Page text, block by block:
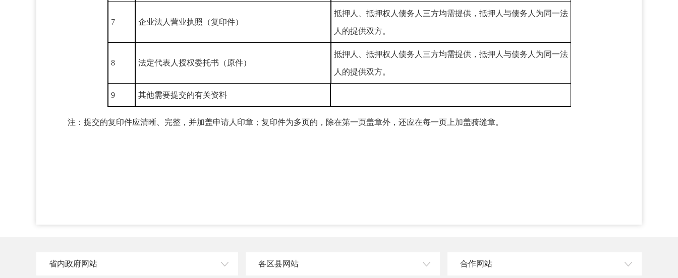
7 企业法人营业执照（复印件）
抵押人、抵押权人债务人三方均需提供，抵押人与债务人为同一法
人的提供双方。
8 法定代表人授权委托书（原件）
抵押人、抵押权人债务人三方均需提供，抵押人与债务人为同一法
人的提供双方。
9 其他需要提交的有关资料
注：提交的复印件应清晰、完整，并加盖申请人印章；复印件为多页的，除在第一页盖章外，还应在每一页上加盖骑缝章。
省内政府网站 各区县网站 合作网站